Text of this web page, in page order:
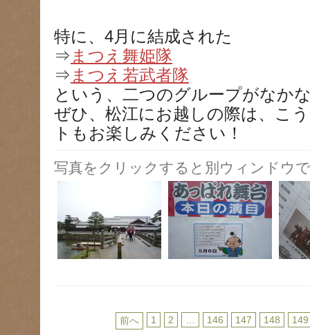
特に、4月に結成された
⇒ まつえ舞姫隊
⇒ まつえ若武者隊
という、二つのグループがなか
ぜひ、松江にお越しの際は、こ
トもお楽しみください！
写真をクリックすると別ウィンドウ
前へ 1 2 146 147 148 149